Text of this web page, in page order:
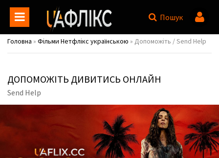
Пошук
Головна » Фільми Нетфлікс українською » Допоможіть / Send Help
ДОПОМОЖІТЬ ДИВИТИСЬ ОНЛАЙН
Send Help